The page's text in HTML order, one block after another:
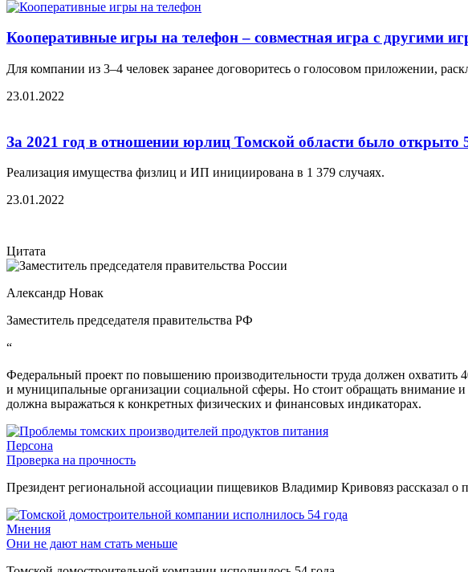
Кооперативные игры на телефон – совместная игра с другими
Для компании из 3–4 человек заранее договоритесь о голосовом приложении,
23.01.2022
За 2021 год в отношении юрлиц Томской области было открыто
Реализация имущества физлиц и ИП инициирована в 1 379 случаях.
23.01.2022
Цитата
Александр Новак
Заместитель председателя правительства РФ
“
Федеральный проект по повышению производительности труда должен охватить
и муниципальные организации социальной сферы. Но стоит обращать внимание
должна выражаться к конкретных физических и финансовых индикаторах.
Персона
Проверка на прочность
Президент региональной ассоциации пищевиков Владимир Кривовяз рассказал о
Мнения
Они не дают нам стать меньше